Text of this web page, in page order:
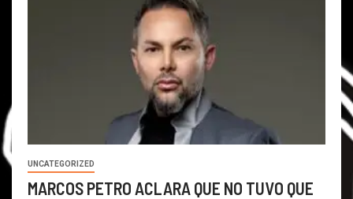
UNCATEGORIZED
MARCOS PETRO ACLARA QUE NO TUVO QUE